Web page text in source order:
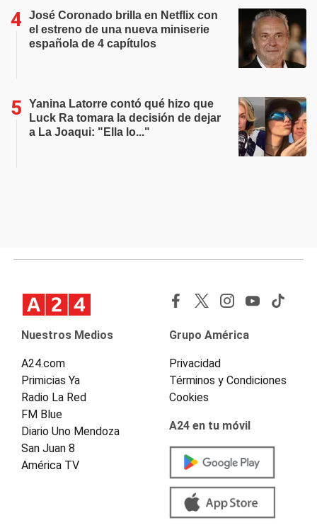
José Coronado brilla en Netflix con
el estreno de una nueva miniserie
española de 4 capítulos
Yanina Latorre contó qué hizo que
Luck Ra tomara la decisión de dejar
a La Joaqui: "Ella lo..."
Nuestros Medios
A24.com
Primicias Ya
Radio La Red
FM Blue
Diario Uno Mendoza
San Juan 8
América TV
Grupo América
Privacidad
Términos y Condiciones
Cookies
A24 en tu móvil